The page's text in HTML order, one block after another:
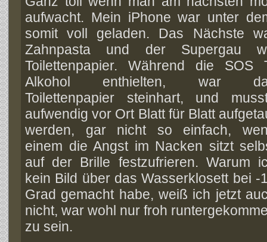
aufwacht. Mein iPhone war unter
somit voll geladen. Das Nächste
Zahnpasta und der Supergau
Toilettenpapier. Während die SOS
Alkohol enthielten, war
Toilettenpapier steinhart, und
aufwendig vor Ort Blatt für Blatt
werden, gar nicht so einfach,
einem die Angst im Nacken sitzt
auf der Brille festzufrieren. Warum
kein Bild über das Wasserklosett bei -
Grad gemacht habe, weiß ich jetzt
nicht, war wohl nur froh
zu sein.